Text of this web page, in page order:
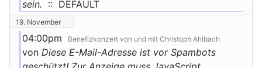
sein. :: DEFAULT
19. November
04:00pm Benefizkonzert von und mit Christoph Ahlbach
von Diese E-Mail-Adresse ist vor Spambots